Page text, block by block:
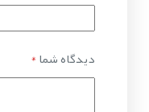
دیدگاه شما*